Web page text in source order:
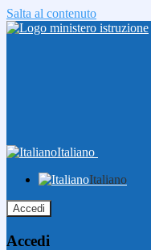
Salta al contenuto
Italiano
Italiano
Accedi
Accedi